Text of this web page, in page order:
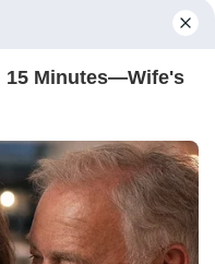
HUBUNGI KAMI IKLAN
Were Caught On